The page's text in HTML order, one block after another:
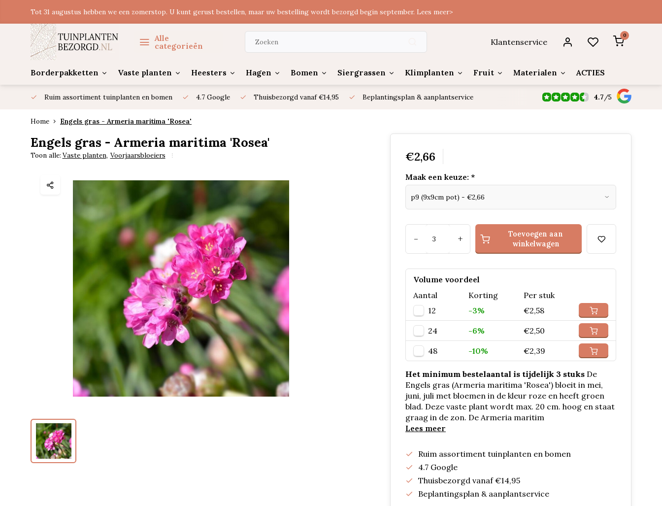
Tot 31 augustus hebben we een zomerstop. U kunt gerust bestellen, maar uw bestelling wordt bezorgd begin september. Lees meer>
Alle
categorieën
Klantenservice
0
Borderpakketten Vaste planten Heesters Hagen Bomen Siergrassen Klimplanten Fruit Materialen ACTIES
Ruim assortiment tuinplanten en bomen 4.7 Google Thuisbezorgd vanaf €14,95 Beplantingsplan & aanplantservice 4.7 /5
Home Engels gras - Armeria maritima 'Rosea'
Engels gras - Armeria maritima 'Rosea'
Toon alle: Vaste planten, Voorjaarsbloeiers €2,66
Maak een keuze: *
- +
Toevoegen aan
winkelwagen
Volume voordeel
Aantal
Korting
Per stuk
12
-3% €2,58
24 -6% €2,50
48 -10% €2,39
Het minimum bestelaantal is tijdelijk 3 stuks De
Engels gras (Armeria maritima 'Rosea') bloeit in mei,
juni, juli met bloemen in de kleur roze en heeft groen
blad. Deze vaste plant wordt max. 20 cm. hoog en staat
graag in de zon. De Armeria maritim
Lees meer
Ruim assortiment tuinplanten en bomen
4.7 Google
Thuisbezorgd vanaf €14,95
Beplantingsplan & aanplantservice